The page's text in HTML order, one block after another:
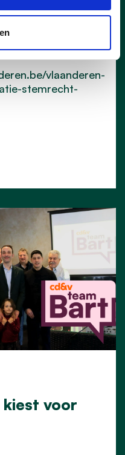
een lidstaat
stemmen
Zie
vlaanderen-
stemrecht-
voor